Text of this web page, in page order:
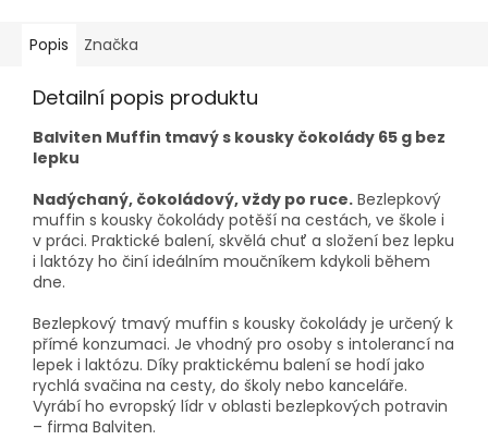
Popis Značka
Detailní popis produktu
Balviten Muffin tmavý s kousky čokolády 65 g bez
lepku
Nadýchaný, čokoládový, vždy po ruce. Bezlepkový
muffin s kousky čokolády potěší na cestách, ve škole i
v práci. Praktické balení, skvělá chuť a složení bez lepku
i laktózy ho činí ideálním moučníkem kdykoli během
dne.
Bezlepkový tmavý muffin s kousky čokolády je určený k
přímé konzumaci. Je vhodný pro osoby s intolerancí na
lepek i laktózu. Díky praktickému balení se hodí jako
rychlá svačina na cesty, do školy nebo kanceláře.
Vyrábí ho evropský lídr v oblasti bezlepkových potravin
– firma Balviten.